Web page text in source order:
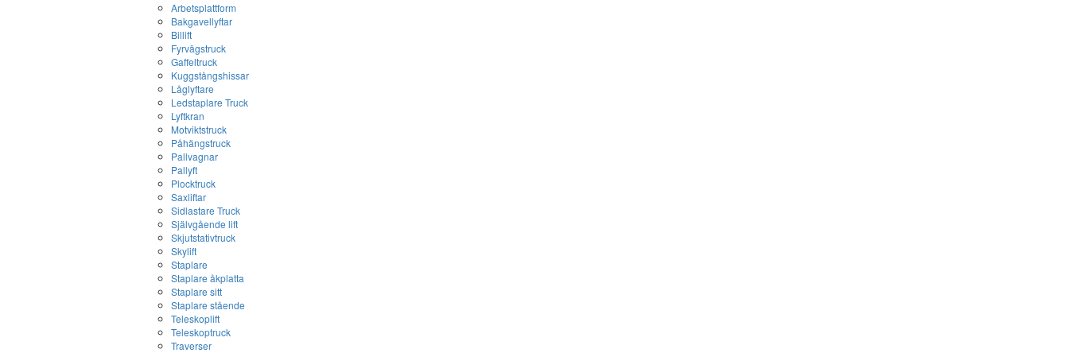
Arbetsplattform
Bakgavellyftar
Billift
Fyrvägstruck
Gaffeltruck
Kuggstångshissar
Låglyftare
Ledstaplare Truck
Lyftkran
Motviktstruck
Påhängstruck
Pallvagnar
Pallyft
Plocktruck
Saxliftar
Sidlastare Truck
Självgående lift
Skjutstativtruck
Skylift
Staplare
Staplare åkplatta
Staplare sitt
Staplare stående
Teleskoplift
Teleskoptruck
Traverser